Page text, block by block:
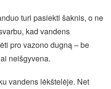
turi pasiekti šaknis, o ne
kad vandens
pro vazono dugną – be
neišgyvena.
vandens lėkštelėje. Net